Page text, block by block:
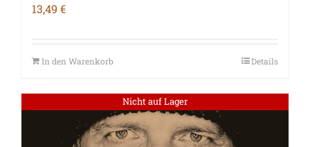
13,49 €
In den Warenkorb Details
Nicht auf Lager